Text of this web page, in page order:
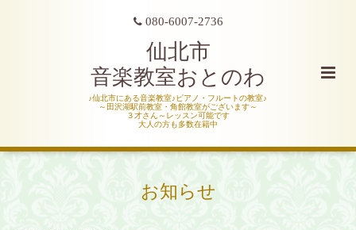
080-6007-2736
仙北市
音楽教室おとのわ
♪仙北市にある音楽教室♪ピアノ・フルートの教室♪
～田沢湖駅前教室・角館教室がございます～
３才さん～レッスン可能です
大人の方も多数在籍中
お知らせ